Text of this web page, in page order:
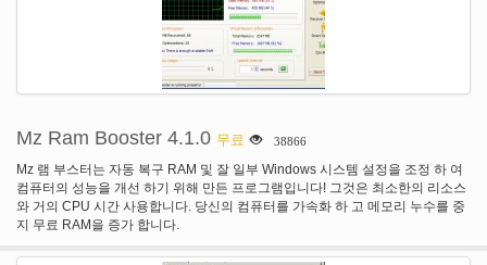
Mz Ram Booster 4.1.0 무료 38866
Mz 램 부스터는 자동 복구 RAM 및 잘 일부 Windows 시스템 설정을 조정 하 여
컴퓨터의 성능을 개선 하기 위해 만든 프로그램입니다! 그것은 최소한의 리소스
와 거의 CPU 시간 사용합니다. 당신의 컴퓨터를 가속화 하 고 메모리 누수를 중
지 무료 RAM을 증가 합니다.